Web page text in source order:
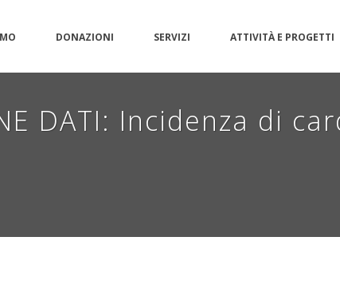
DONAZIONI SERVIZI ATTIVITÀ E PROGETTI
DATI: Incidenza di